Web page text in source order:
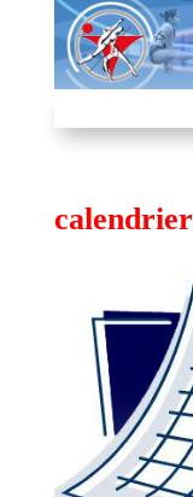
calendrier